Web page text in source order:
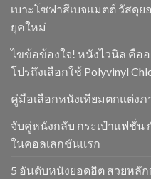
เบาะโซฟาสีเบจแมตต์ วัสดุ
ยุคใหม่
ไขข้อข้องใจ! หนังไวนิล คือ
โปรถึงเลือกใช้ Polyvinyl
คู่มือเลือกหนังเทียมตกแต่งภ
จับคู่หนังกลับ กระเป๋าแฟชั่น
ในคอลเลกชันแรก
5 อันดับหนังยอดฮิต สวยหลั